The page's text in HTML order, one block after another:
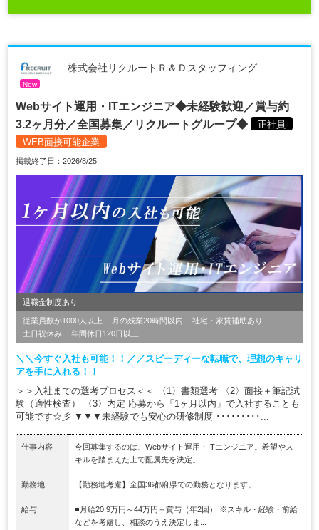
株式会社リクルートＲ＆Ｄスタッフィング
New
Webサイト運用・ITエンジニア◆未経験歓迎／賞与約
3.2ヶ月分／全国募集／リクルートグループ◆
正社員
WEB面接可能企業
掲載終了日：2026/8/25
退職金制度あり
従業員数が1000人以上 月の残業20時間以内
社宅・家賃補助あり
土日祝休み
年間休日120日以上
＼＼今すぐ入社も可能！！／／スピーディーな転職で、理想のキャリ
アを手に入れる！！
＞＞入社までの選考プロセス＜＜ 〈1〉書類選考 〈2〉面接＋筆記試
験（適性検査） 〈3〉内定 応募から「1ヶ月以内」で入社することも
可能です☆彡 ▼▼▼未経験でも安心の研修制度 ･････････...
仕事内容
今回募集するのは、Webサイト運用・ITエンジニア。希望やス
キルを踏まえた上で配属先を決定。
勤務地 【勤務地考慮】全国36都府県での勤務となります。
給与
■月給20.9万円～44万円＋賞与（年2回） ※スキル・経験・前給
などを考慮し、相談のうえ決定しま...